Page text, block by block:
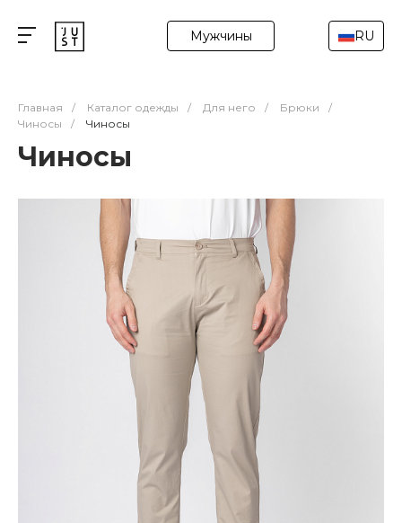
Мужчины RU
Главная / Каталог одежды / Для него / Брюки
/
Чиносы
/ Чиносы
Чиносы